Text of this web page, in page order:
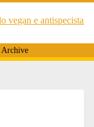
Archive